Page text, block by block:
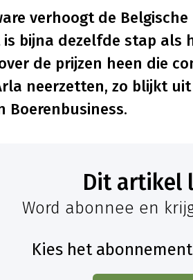
verhoogt de
is bijna dezelfde stap als
de prijzen heen die
neerzetten, zo blijkt
Boerenbusiness.
Dit artikel
Word abonnee en
Kies het